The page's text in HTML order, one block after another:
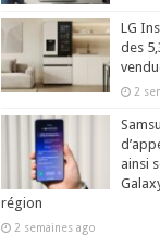
LG
des
2
ainsi
région
2 semaines ago